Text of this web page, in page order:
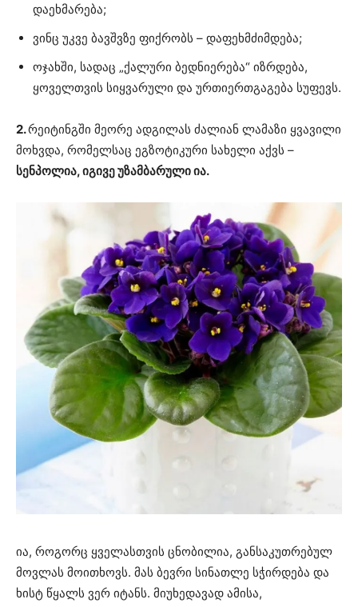
დაეხმარება;
ვინც უკვე ბავშვზე ფიქრობს – დაფეხმძიმდება;
ოჯახში, სადაც „ქალური ბედნიერება“ იზრდება,
ყოველთვის სიყვარული და ურთიერთგაგება სუფევს.
2.რეიტინგში მეორე ადგილას ძალიან ლამაზი ყვავილი
მოხვდა, რომელსაც ეგზოტიკური სახელი აქვს –
სენპოლია, იგივე უზამბარული ია.
ია, როგორც ყველასთვის ცნობილია, განსაკუთრებულ
მოვლას მოითხოვს. მას ბევრი სინათლე სჭირდება და
ხისტ წყალს ვერ იტანს. მიუხედავად ამისა,